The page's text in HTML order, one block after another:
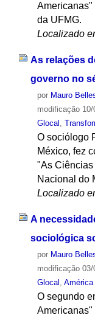
Americanas"
da UFMG.
Localizado
As relações
governo no
por Mauro
modificação10/
Glocal ,
O sociólogo
México, fez
"As
Nacional do
Localizado
A
sociológica
por Mauro
modificação03/
Glocal
América
O segundo
Americanas"